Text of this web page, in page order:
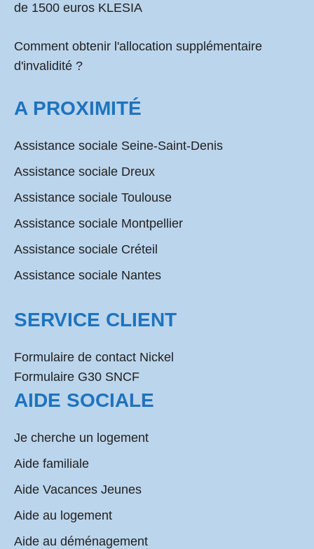
de 1500 euros KLESIA
Comment obtenir l'allocation supplémentaire
d'invalidité ?
A PROXIMITÉ
Assistance sociale Seine-Saint-Denis
Assistance sociale Dreux
Assistance sociale Toulouse
Assistance sociale Montpellier
Assistance sociale Créteil
Assistance sociale Nantes
SERVICE CLIENT
Formulaire de contact Nickel
Formulaire G30 SNCF
AIDE SOCIALE
Je cherche un logement
Aide familiale
Aide Vacances Jeunes
Aide au logement
Aide au déménagement